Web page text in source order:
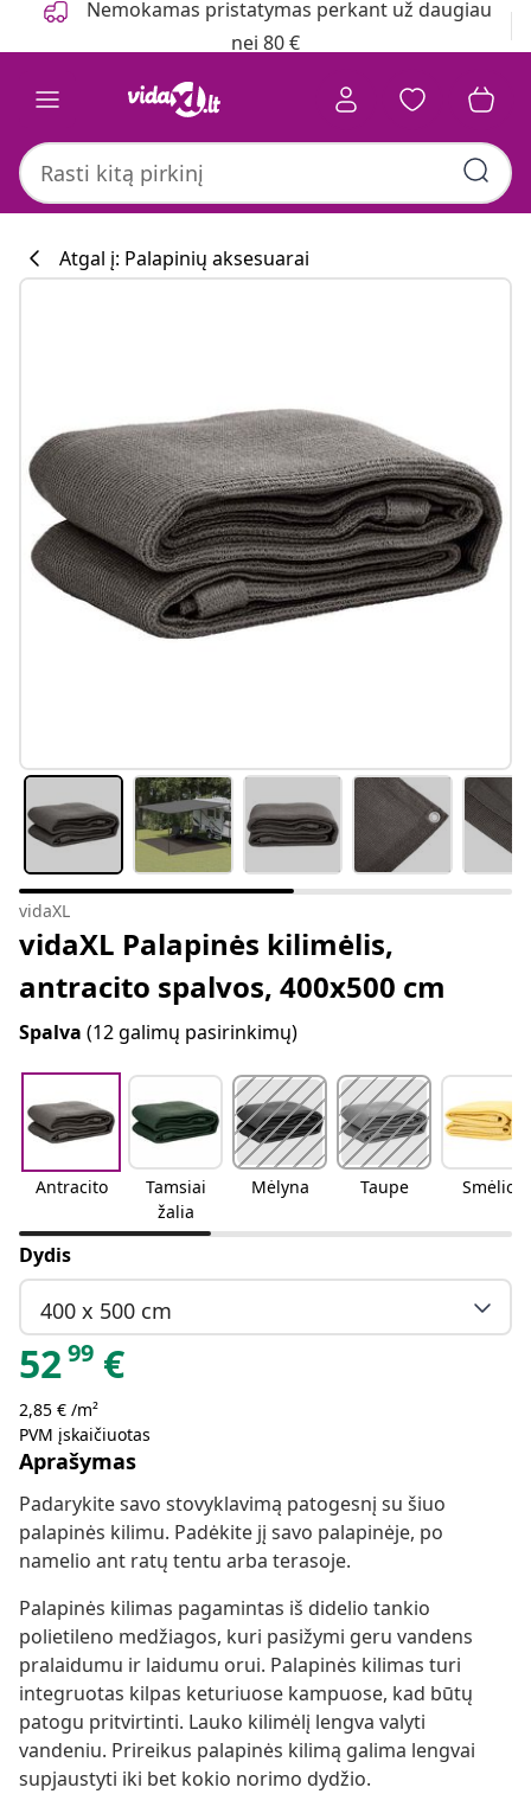
Nemokamas pristatymas perkant už daugiau
nei 80 €
Atgal į: Palapinių aksesuarai
vidaXL
vidaXL Palapinės kilimėlis,
antracito spalvos, 400x500 cm
Spalva (12 galimų pasirinkimų)
Antracito
Tamsiai
žalia
Mėlyna Taupe Smėlio
Dydis
400 x 500 cm
5299 €
2,85 € /m²
PVM įskaičiuotas
Aprašymas
Padarykite savo stovyklavimą patogesnį su šiuo
palapinės kilimu. Padėkite jį savo palapinėje, po
namelio ant ratų tentu arba terasoje.
Palapinės kilimas pagamintas iš didelio tankio
polietileno medžiagos, kuri pasižymi geru vandens
pralaidumu ir laidumu orui. Palapinės kilimas turi
integruotas kilpas keturiuose kampuose, kad būtų
patogu pritvirtinti. Lauko kilimėlį lengva valyti
vandeniu. Prireikus palapinės kilimą galima lengvai
supjaustyti iki bet kokio norimo dydžio.